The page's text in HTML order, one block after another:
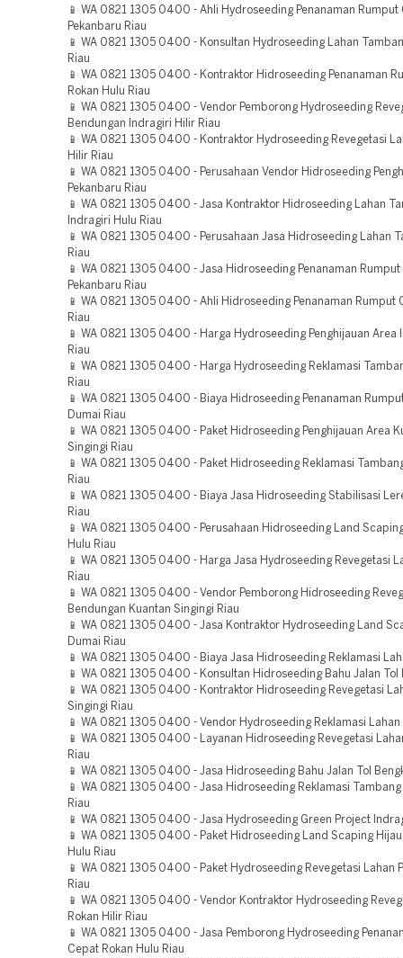
📱 WA 0821 1305 0400 - Ahli Hydroseeding Penanaman Rumput
Pekanbaru Riau
📱 WA 0821 1305 0400 - Konsultan Hydroseeding Lahan
Riau
📱 WA 0821 1305 0400 - Kontraktor Hidroseeding Penanaman
Rokan Hulu Riau
📱 WA 0821 1305 0400 - Vendor Pemborong Hydroseeding
Bendungan Indragiri Hilir Riau
📱 WA 0821 1305 0400 - Kontraktor Hydroseeding Revegetasi
Hilir Riau
📱 WA 0821 1305 0400 - Perusahaan Vendor Hidroseeding
Pekanbaru Riau
📱 WA 0821 1305 0400 - Jasa Kontraktor Hidroseeding Lahan
Indragiri Hulu Riau
📱 WA 0821 1305 0400 - Perusahaan Jasa Hidroseeding Lahan
Riau
📱 WA 0821 1305 0400 - Jasa Hidroseeding Penanaman Rumput
Pekanbaru Riau
📱 WA 0821 1305 0400 - Ahli Hidroseeding Penanaman Rumput
Riau
📱 WA 0821 1305 0400 - Harga Hydroseeding Penghijauan Area
Riau
📱 WA 0821 1305 0400 - Harga Hydroseeding Reklamasi
Riau
📱 WA 0821 1305 0400 - Biaya Hidroseeding Penanaman
Dumai Riau
📱 WA 0821 1305 0400 - Paket Hidroseeding Penghijauan Area
Singingi Riau
📱 WA 0821 1305 0400 - Paket Hidroseeding Reklamasi
Riau
📱 WA 0821 1305 0400 - Biaya Jasa Hidroseeding Stabilisasi
Riau
📱 WA 0821 1305 0400 - Perusahaan Hidroseeding Land
Hulu Riau
📱 WA 0821 1305 0400 - Harga Jasa Hydroseeding Revegetasi
Riau
📱 WA 0821 1305 0400 - Vendor Pemborong Hidroseeding
Bendungan Kuantan Singingi Riau
📱 WA 0821 1305 0400 - Jasa Kontraktor Hydroseeding Land
Dumai Riau
📱 WA 0821 1305 0400 - Biaya Jasa Hidroseeding Reklamasi
📱 WA 0821 1305 0400 - Konsultan Hidroseeding Bahu Jalan Tol
📱 WA 0821 1305 0400 - Kontraktor Hidroseeding Revegetasi
Singingi Riau
📱 WA 0821 1305 0400 - Vendor Hydroseeding Reklamasi Lahan
📱 WA 0821 1305 0400 - Layanan Hidroseeding Revegetasi
Riau
📱 WA 0821 1305 0400 - Jasa Hidroseeding Bahu Jalan Tol
📱 WA 0821 1305 0400 - Jasa Hidroseeding Reklamasi Tambang
Riau
📱 WA 0821 1305 0400 - Jasa Hydroseeding Green Project
📱 WA 0821 1305 0400 - Paket Hidroseeding Land Scaping
Hulu Riau
📱 WA 0821 1305 0400 - Paket Hydroseeding Revegetasi Lahan
Riau
📱 WA 0821 1305 0400 - Vendor Kontraktor Hydroseeding
Rokan Hilir Riau
📱 WA 0821 1305 0400 - Jasa Pemborong Hydroseeding
Cepat Rokan Hulu Riau